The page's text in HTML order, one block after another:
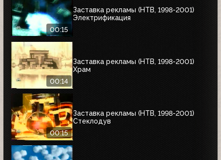
00:15
Заставка рекламы (НТВ, 1998-2001)
Электрификация
00:14
Заставка рекламы (НТВ, 1998-2001)
Храм
00:15
Заставка рекламы (НТВ, 1998-2001)
Стеклодув